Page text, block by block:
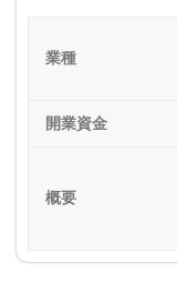
業種
開業資金
概要